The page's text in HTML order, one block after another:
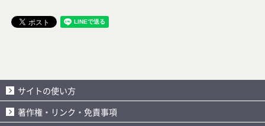
サイトの使い方
著作権・リンク・免責事項